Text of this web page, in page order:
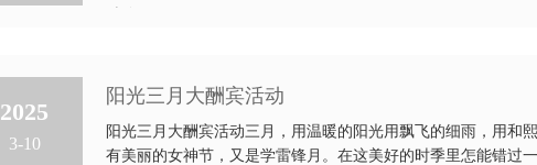
2025
3-10
阳光三月大酬宾活动
阳光三月大酬宾活动三月，用温暖的阳光用飘飞的细雨，用和
有美丽的女神节，又是学雷锋月。在这美好的时季里怎能错过